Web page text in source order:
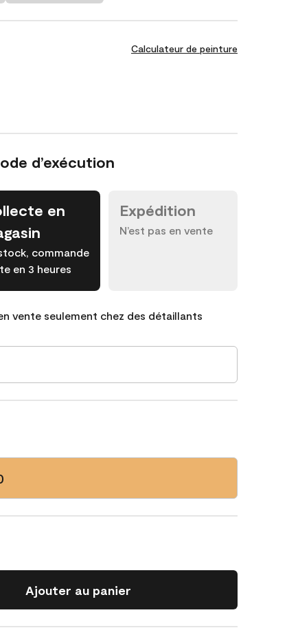
Calculateur de peinture
d’exécution
en
commande
en 3 heures
Expédition
N’est pas en vente
vente seulement chez des détaillants
Ajouter au panier